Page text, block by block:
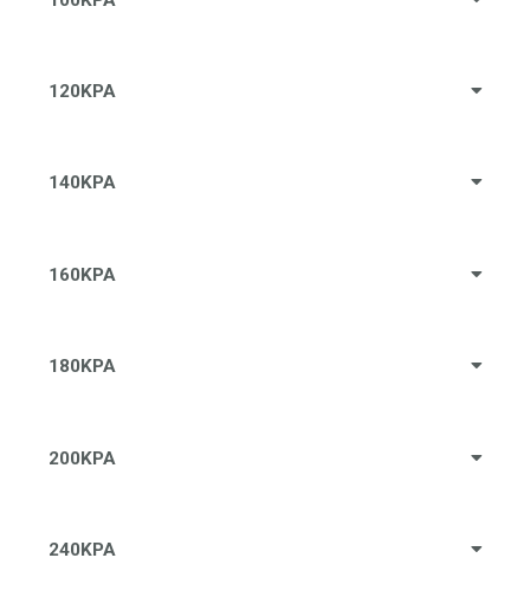
120KPA
140KPA
160KPA
180KPA
200KPA
240KPA